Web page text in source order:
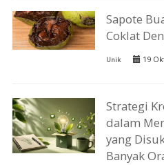
Sapote
Coklat
Unik 19
Strategi
dalam
yang
Banyak